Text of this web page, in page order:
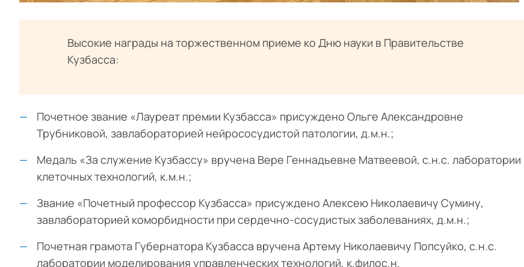
Высокие награды на торжественном приеме ко Дню науки в Правительстве
Кузбасса:
Почетное звание «Лауреат премии Кузбасса» присуждено Ольге Александровне
Трубниковой, завлабораторией нейрососудистой патологии, д.м.н.;
Медаль «За служение Кузбассу» вручена Вере Геннадьевне Матвеевой, с.н.с. лаборатории
клеточных технологий, к.м.н.;
Звание «Почетный профессор Кузбасса» присуждено Алексею Николаевичу Сумину,
завлабораторией коморбидности при сердечно-сосудистых заболеваниях, д.м.н.;
Почетная грамота Губернатора Кузбасса вручена Артему Николаевичу Попсуйко, с.н.с.
лаборатории моделирования управленческих технологий, к.филос.н.